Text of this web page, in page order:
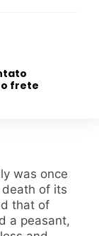
frete
was once
of its
that of
a peasant,